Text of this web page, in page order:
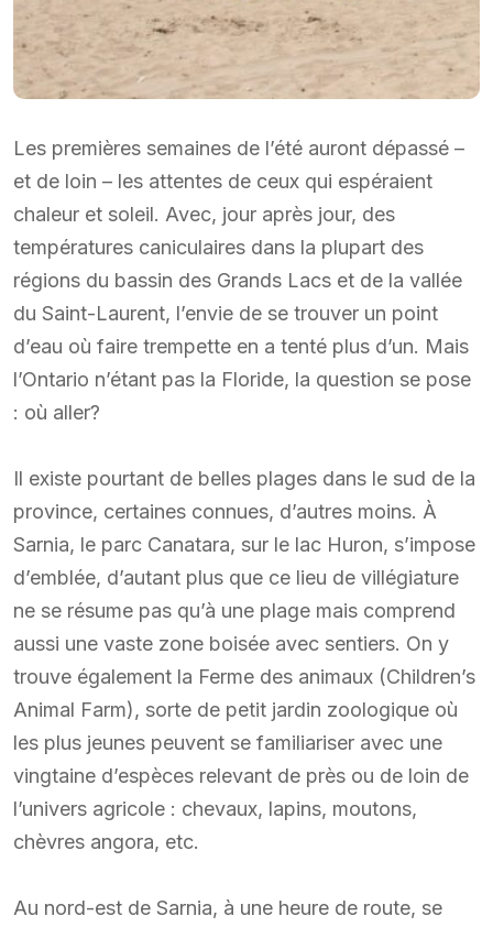
Les premières semaines de l’été auront dépassé –
et de loin – les attentes de ceux qui espéraient
chaleur et soleil. Avec, jour après jour, des
températures caniculaires dans la plupart des
régions du bassin des Grands Lacs et de la vallée
du Saint-Laurent, l’envie de se trouver un point
d’eau où faire trempette en a tenté plus d’un. Mais
l’Ontario n’étant pas la Floride, la question se pose
: où aller?
Il existe pourtant de belles plages dans le sud de la
province, certaines connues, d’autres moins. À
Sarnia, le parc Canatara, sur le lac Huron, s’impose
d’emblée, d’autant plus que ce lieu de villégiature
ne se résume pas qu’à une plage mais comprend
aussi une vaste zone boisée avec sentiers. On y
trouve également la Ferme des animaux (Children’s
Animal Farm), sorte de petit jardin zoologique où
les plus jeunes peuvent se familiariser avec une
vingtaine d’espèces relevant de près ou de loin de
l’univers agricole : chevaux, lapins, moutons,
chèvres angora, etc.
Au nord-est de Sarnia, à une heure de route, se